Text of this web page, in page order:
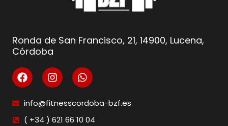
Ronda de San Francisco, 21, 14900, Lucena,
Córdoba
info@fitnesscordoba-bzf.es
( +34 ) 621 66 10 04